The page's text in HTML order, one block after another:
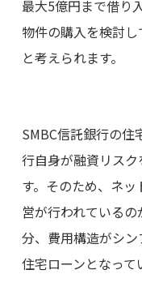
最大5億円まで借り
物件の購入を検討
と考えられます。
SMBC信託銀行の住
行自身が融資リス
す。そのため、ネ
営が行われている
分、費用構造がシ
住宅ローンとなって